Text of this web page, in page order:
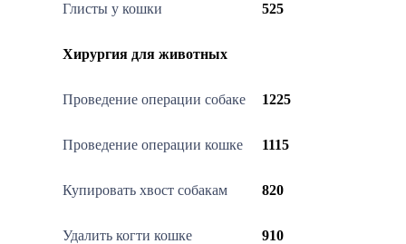
Глисты у кошки 525
Хирургия для животных
Проведение операции собаке 1225
Проведение операции кошке 1115
Купировать хвост собакам 820
Удалить когти кошке 910